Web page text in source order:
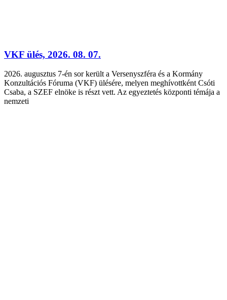
VKF ülés, 2026. 08. 07.
2026. augusztus 7-én sor került a Versenyszféra és a Kormány
Konzultációs Fóruma (VKF) ülésére, melyen meghívottként Csóti
Csaba, a SZEF elnöke is részt vett. Az egyeztetés központi témája a
nemzeti